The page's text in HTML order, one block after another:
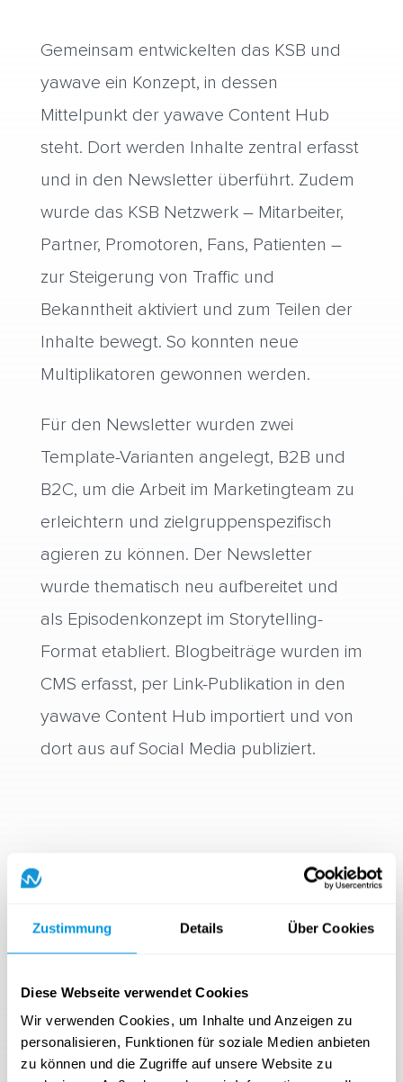
Zustimmung Details Über Cookies
Diese Webseite verwendet Cookies
Wir verwenden Cookies, um Inhalte und Anzeigen zu
personalisieren, Funktionen für soziale Medien anbieten
zu können und die Zugriffe auf unsere Website zu
Gemeinsam entwickelten das KSB und
yawave ein Konzept, in dessen
Mittelpunkt der yawave Content Hub
steht. Dort werden Inhalte zentral erfasst
und in den Newsletter überführt. Zudem
wurde das KSB Netzwerk – Mitarbeiter,
Partner, Promotoren, Fans, Patienten –
zur Steigerung von Traffic und
Bekanntheit aktiviert und zum Teilen der
Inhalte bewegt. So konnten neue
Multiplikatoren gewonnen werden.
Für den Newsletter wurden zwei
Template-Varianten angelegt, B2B und
B2C, um die Arbeit im Marketingteam zu
erleichtern und zielgruppenspezifisch
agieren zu können. Der Newsletter
wurde thematisch neu aufbereitet und
als Episodenkonzept im Storytelling-
Format etabliert. Blogbeiträge wurden im
CMS erfasst, per Link-Publikation in den
yawave Content Hub importiert und von
dort aus auf Social Media publiziert.
Email-Marketing
Newsletter werden mit dem intuitiven
Drag & Drop Editor von yawave inklusive